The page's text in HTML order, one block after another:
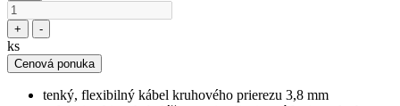
+ -
ks
Cenová ponuka
tenký, flexibilný kábel kruhového prierezu 3,8 mm